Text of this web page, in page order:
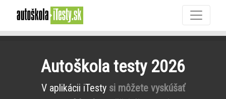
Autoškola testy 2026
V aplikácii iTesty si môžete vyskúšať